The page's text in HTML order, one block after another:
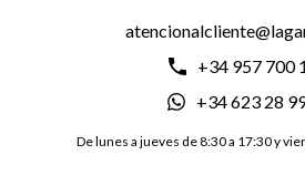
+34 957 700
+34 623 28
De lunes a jueves de 8:30 a 17:30 y